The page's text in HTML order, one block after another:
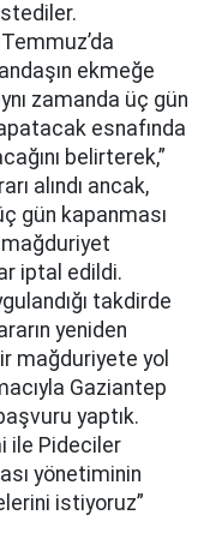
ekmeğe
zamanda üç gün
esnafında
belirterek,”
alındı ancak,
gün kapanması
mağduriyet
iptal edildi.
takdirde
yeniden
mağduriyete yol
Gaziantep
yaptık.
ile Pideciler
yönetiminin
istiyoruz”